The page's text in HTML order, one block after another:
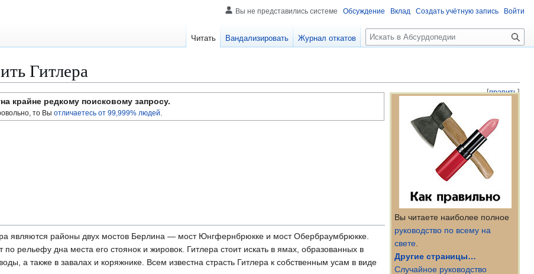
Гитлера
[править]
Вы читаете наиболее полное
руководство по всему на
свете.
Другие страницы…
Случайное руководство
крайне редкому поисковому запросу.
то Вы отличаетесь от 99,999% людей
являются районы двух мостов Берлина — мост Юнгфернбрюкке и мост Обербраумбрюкке.
рельефу дна места его стоянок и жировок. Гитлера стоит искать в ямах, образованных в
а также в завалах и коряжнике. Всем известна страсть Гитлера к собственным усам в виде
Вы не представились системе Обсуждение Вклад Создать учётную запись Войти
Читать Вандализировать Журнал откатов
П
о
к